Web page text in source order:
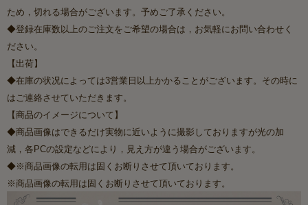
ため，切れる場合がございます。予めご了承ください。
◆登録在庫数以上のご注文をご希望の場合は，お気軽にお問い合わせく
ださい。
【出荷】
◆在庫の状况によっては3営業日以上かかることがございます。その時に
はご連絡させていただきます。
【商品のイメージについて】
◆商品画像はできるだけ実物に近いように撮影しておりますが光の加
減，各PCの設定などにより，見え方が違う場合がございます。
◆※商品画像の転用は固くお断りさせて頂いております。
※商品画像の転用は固くお断りさせて頂いております。